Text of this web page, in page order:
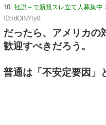
10: 社説＋で新規スレ立て人募集中
ID:/dOlNYly0
だったら、アメリカの
歓迎すべきだろう。
普通は「不安定要因」